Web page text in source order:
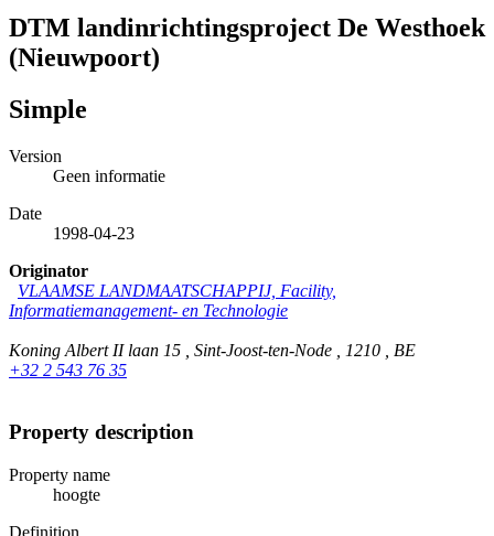
DTM landinrichtingsproject De Westhoek
(Nieuwpoort)
Simple
Version
Geen informatie
Date
1998-04-23
Originator
VLAAMSE LANDMAATSCHAPPIJ, Facility,
Informatiemanagement- en Technologie
Koning Albert II laan 15 , Sint-Joost-ten-Node , 1210 , BE
+32 2 543 76 35
Property description
Property name
hoogte